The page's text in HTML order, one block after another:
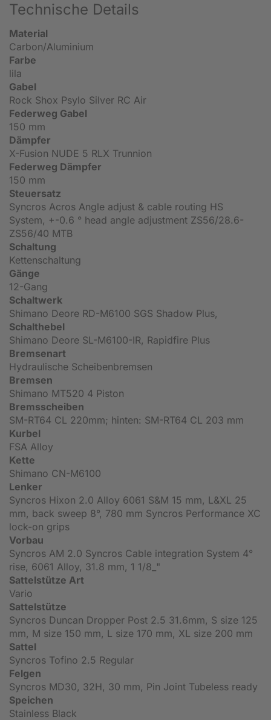
Technische Details
Material
Carbon/Aluminium
Farbe
lila
Gabel
Rock Shox Psylo Silver RC Air
Federweg Gabel
150 mm
Dämpfer
X-Fusion NUDE 5 RLX Trunnion
Federweg Dämpfer
150 mm
Steuersatz
Syncros Acros Angle adjust & cable routing HS
System, +-0.6 ° head angle adjustment ZS56/28.6-
ZS56/40 MTB
Schaltung
Kettenschaltung
Gänge
12-Gang
Schaltwerk
Shimano Deore RD-M6100 SGS Shadow Plus,
Schalthebel
Shimano Deore SL-M6100-IR, Rapidfire Plus
Bremsenart
Hydraulische Scheibenbremsen
Bremsen
Shimano MT520 4 Piston
Bremsscheiben
SM-RT64 CL 220mm; hinten: SM-RT64 CL 203 mm
Kurbel
FSA Alloy
Kette
Shimano CN-M6100
Lenker
Syncros Hixon 2.0 Alloy 6061 S&M 15 mm, L&XL 25
mm, back sweep 8°, 780 mm Syncros Performance XC
lock-on grips
Vorbau
Syncros AM 2.0 Syncros Cable integration System 4°
rise, 6061 Alloy, 31.8 mm, 1 1/8_"
Sattelstütze Art
Vario
Sattelstütze
Syncros Duncan Dropper Post 2.5 31.6mm, S size 125
mm, M size 150 mm, L size 170 mm, XL size 200 mm
Sattel
Syncros Tofino 2.5 Regular
Felgen
Syncros MD30, 32H, 30 mm, Pin Joint Tubeless ready
Speichen
Stainless Black